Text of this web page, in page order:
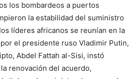
los bombardeos a puertos
la estabilidad del suministro
líderes africanos se reunían en la
el presidente ruso Vladimir Putin,
Abdel Fattah al-Sisi, instó
renovación del acuerdo,